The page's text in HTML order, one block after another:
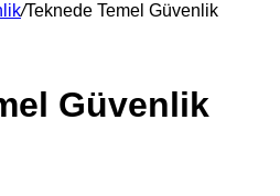
/Teknede Temel Güvenlik
Güvenlik